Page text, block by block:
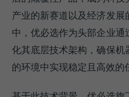
产业的新赛道以及经济发展
中，优必选作为头部企业通
化其底层技术架构，确保机
的环境中实现稳定且高效的